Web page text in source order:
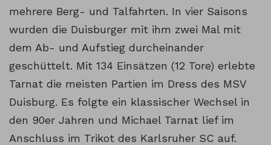
mehrere Berg- und Talfahrten. In vier Saisons
wurden die Duisburger mit ihm zwei Mal mit
dem Ab- und Aufstieg durcheinander
geschüttelt. Mit 134 Einsätzen (12 Tore) erlebte
Tarnat die meisten Partien im Dress des MSV
Duisburg. Es folgte ein klassischer Wechsel in
den 90er Jahren und Michael Tarnat lief im
Anschluss im Trikot des Karlsruher SC auf.